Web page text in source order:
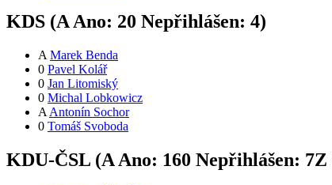
KDS (A Ano: 20 Nepřihlášen: 4)
A Marek Benda
0 Pavel Kolář
0 Jan Litomiský
0 Michal Lobkowicz
A Antonín Sochor
0 Tomáš Svoboda
KDU-ČSL (A Ano: 160 Nepřihlášen: 7Z